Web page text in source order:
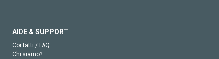
AIDE & SUPPORT
Contatti / FAQ
Chi siamo?